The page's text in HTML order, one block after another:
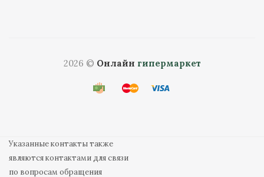
2026 © Онлайн гипермаркет
Указанные контакты также
являются контактами для связи
по вопросам обращения